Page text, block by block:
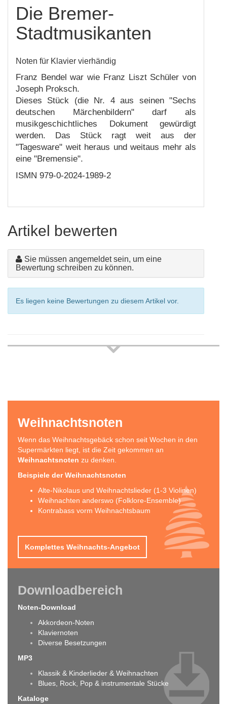
Die Bremer-
Stadtmusikanten
Noten für Klavier vierhändig
Franz Bendel war wie Franz Liszt Schüler von
Joseph Proksch.
Dieses Stück (die Nr. 4 aus seinen "Sechs
deutschen Märchenbildern" darf als
musikgeschichtliches Dokument gewürdigt
werden. Das Stück ragt weit aus der
"Tagesware" weit heraus und weitaus mehr als
eine "Bremensie".
ISMN 979-0-2024-1989-2
Artikel bewerten
Sie müssen angemeldet sein, um eine
Bewertung schreiben zu können.
Es liegen keine Bewertungen zu diesem Artikel vor.
Weihnachtsnoten
Wenn das Weihnachtsgebäck schon seit Wochen in den
Supermärkten liegt, ist die Zeit gekommen an
Weihnachtsnoten zu denken.
Beispiele der Weihnachtsnoten
Alte-Nikolaus und Weihnachtslieder (1-3 Violinen)
Weihnachten anderswo (Folklore-Ensemble)
Kontrabass vorm Weihnachtsbaum
Komplettes Weihnachts-Angebot
Downloadbereich
Noten-Download
Akkordeon-Noten
Klaviernoten
Diverse Besetzungen
MP3
Klassik & Kinderlieder & Weihnachten
Blues, Rock, Pop & instrumentale Stücke
Kataloge